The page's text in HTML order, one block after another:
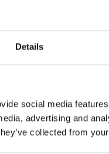
Details
social media
advertising and
collected from
automaatse